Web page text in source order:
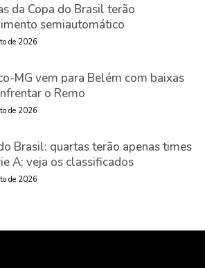
da Copa do Brasil terão
semiautomático
de 2026
MG vem para Belém com baixas
o Remo
de 2026
Brasil: quartas terão apenas times
A; veja os classificados
de 2026